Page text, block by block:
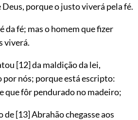
porque o justo viverá pela fé.
da fé; mas o homem que fizer
viverá.
[12]da maldição da lei,
por nós; porque está escripto:
que fôr pendurado no madeiro;
de[13]Abrahão chegasse aos